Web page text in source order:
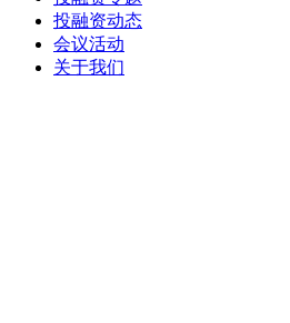
投融资动态
会议活动
关于我们